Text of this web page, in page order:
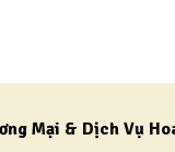
Mại & Dịch Vụ